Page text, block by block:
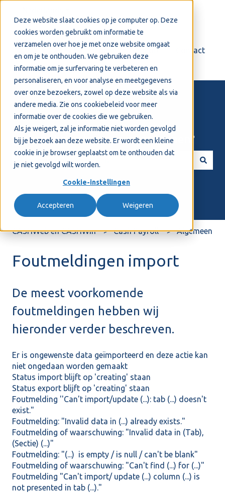
Deze website slaat cookies op je computer op. Deze
cookies worden gebruikt om informatie te
verzamelen over hoe je met onze website omgaat
en om je te onthouden. We gebruiken deze
informatie om je surfervaring te verbeteren en
personaliseren, en voor analyse en meetgegevens
over onze bezoekers, zowel op deze website als via
andere media. Zie ons cookiebeleid voor meer
informatie over de cookies die we gebruiken.
Als je weigert, zal je informatie niet worden gevolgd
bij je bezoek aan deze website. Er wordt een kleine
cookie in je browser geplaatst om te onthouden dat
je niet gevolgd wilt worden.
Cookie-instellingen
Accepteren Weigeren
Support Contact
Welkom! Hoe kunnen we je helpen?
CASHWeb en CASHWin Cash Payroll Algemeen
Foutmeldingen import
De meest voorkomende
foutmeldingen hebben wij
hieronder verder beschreven.
Er is ongewenste data geïmporteerd en deze actie kan
niet ongedaan worden gemaakt
Status import blijft op 'creating' staan
Status export blijft op 'creating' staan
Foutmelding ''Can't import/update (...): tab (...) doesn't
exist."
Foutmelding: "Invalid data in (...) already exists."
Foutmelding of waarschuwing: "Invalid data in (Tab),
(Sectie) (...)"
Foutmelding: "(...) is empty / is null / can't be blank"
Foutmelding of waarschuwing: "Can't find (...) for (...)"
Foutmelding "Can't import/ update (...) column (...) is
not presented in tab (...)."